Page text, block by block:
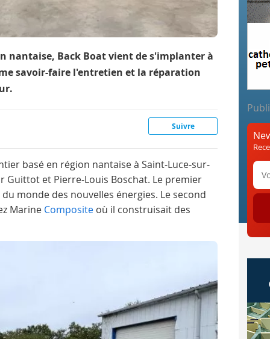
nantaise, Back Boat vient de s'implanter à
savoir-faire l'entretien et la réparation
Suivre
basé en région nantaise à Saint-Luce-sur-
Guittot et Pierre-Louis Boschat. Le premier
monde des nouvelles énergies. Le second
Marine Composite où il construisait des